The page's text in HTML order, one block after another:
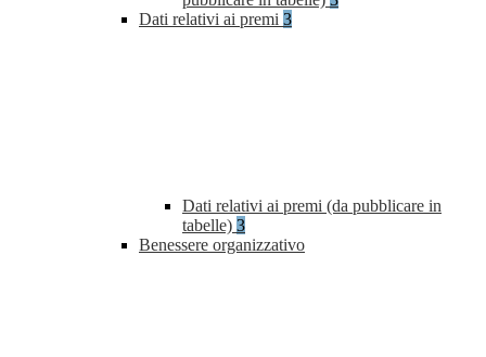
Dati relativi ai premi 3
Dati relativi ai premi (da pubblicare in
tabelle) 3
Benessere organizzativo